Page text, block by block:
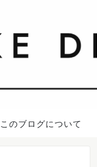
このブログについて